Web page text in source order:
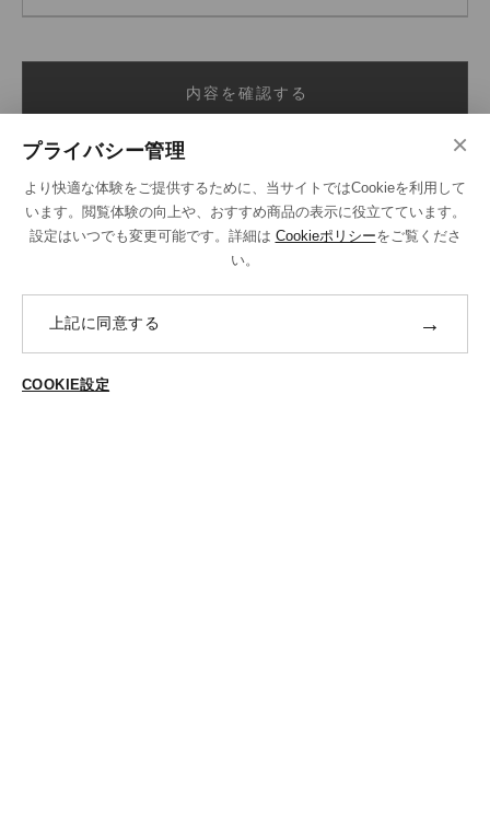
内容を確認する
SHOPPING GUIDE
ご注文の流れ
×
プライバシー管理
より快適な体験をご提供するために、当サイトではCookieを利用して
います。閲覧体験の向上や、おすすめ商品の表示に役立てています。
設定はいつでも変更可能です。詳細は Cookieポリシーをご覧くださ
い。
上記に同意する →
COOKIE設定